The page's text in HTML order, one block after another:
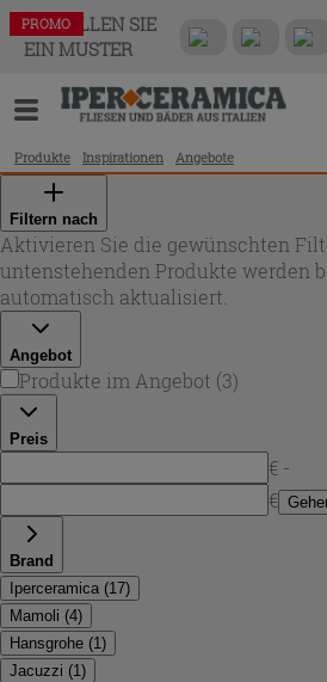
BESTELLEN SIE
EIN MUSTER
Produkte Inspirationen Angebote
Filtern nach
Aktivieren Sie die gewünschten
untenstehenden Produkte werden
automatisch aktualisiert.
Angebot
Produkte im Angebot (3)
Preis
€ -
€
Brand
Iperceramica (17)
Mamoli (4)
Hansgrohe (1)
Jacuzzi (1)
PROMO
PROMO
PROMO